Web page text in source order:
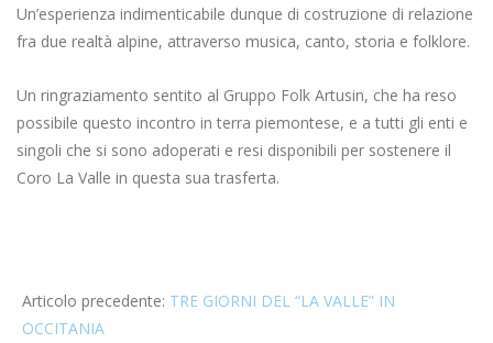
Un’esperienza indimenticabile dunque di costruzione di relazione
fra due realtà alpine, attraverso musica, canto, storia e folklore.
Un ringraziamento sentito al Gruppo Folk Artusin, che ha reso
possibile questo incontro in terra piemontese, e a tutti gli enti e
singoli che si sono adoperati e resi disponibili per sostenere il
Coro La Valle in questa sua trasferta.
10-
01
Articolo precedente: TRE GIORNI DEL “LA VALLE” IN
OCCITANIA